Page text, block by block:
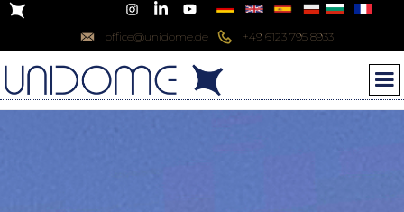
office@unidome.de +49 6123 795 8933